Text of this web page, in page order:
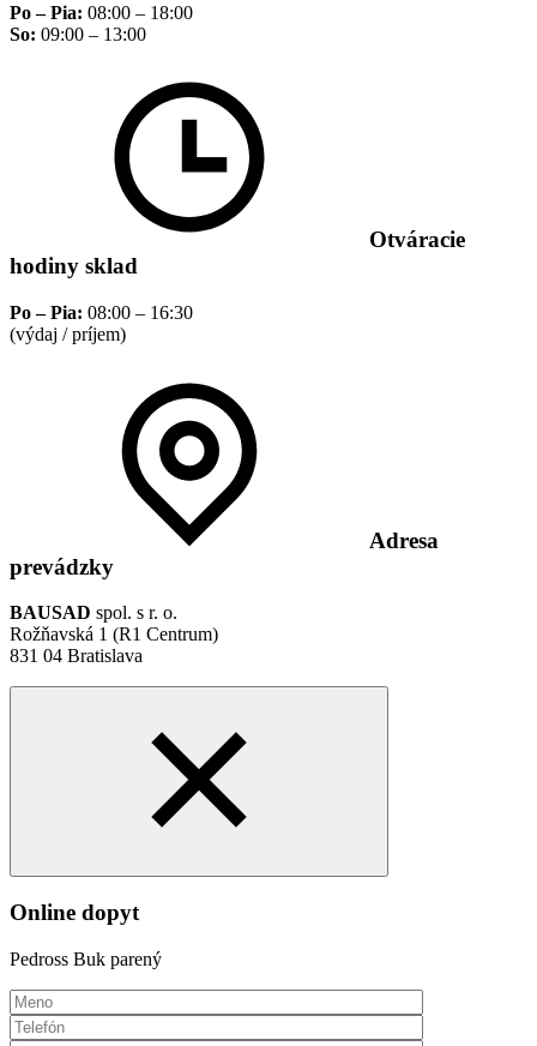
Po – Pia: 08:00 – 18:00
So: 09:00 – 13:00
Otváracie
hodiny sklad
Po – Pia: 08:00 – 16:30
(výdaj / príjem)
Adresa
prevádzky
BAUSAD spol. s r. o.
Rožňavská 1 (R1 Centrum)
831 04 Bratislava
Online dopyt
Pedross Buk parený